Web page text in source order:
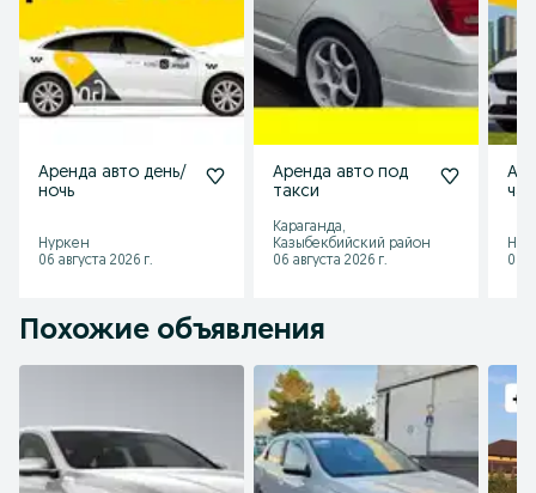
Аренда авто день/
ночь
Нуркен
06 августа 2026 г.
Аренда авто под
такси
Караганда,
Казыбекбийский район
06 августа 2026 г.
06
Похожие объявления